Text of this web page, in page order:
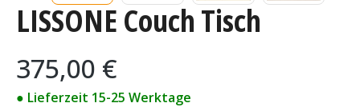
LISSONE Couch Tisch
Regulärer Preis:
375,00 €
● Lieferzeit 15-25 Werktage